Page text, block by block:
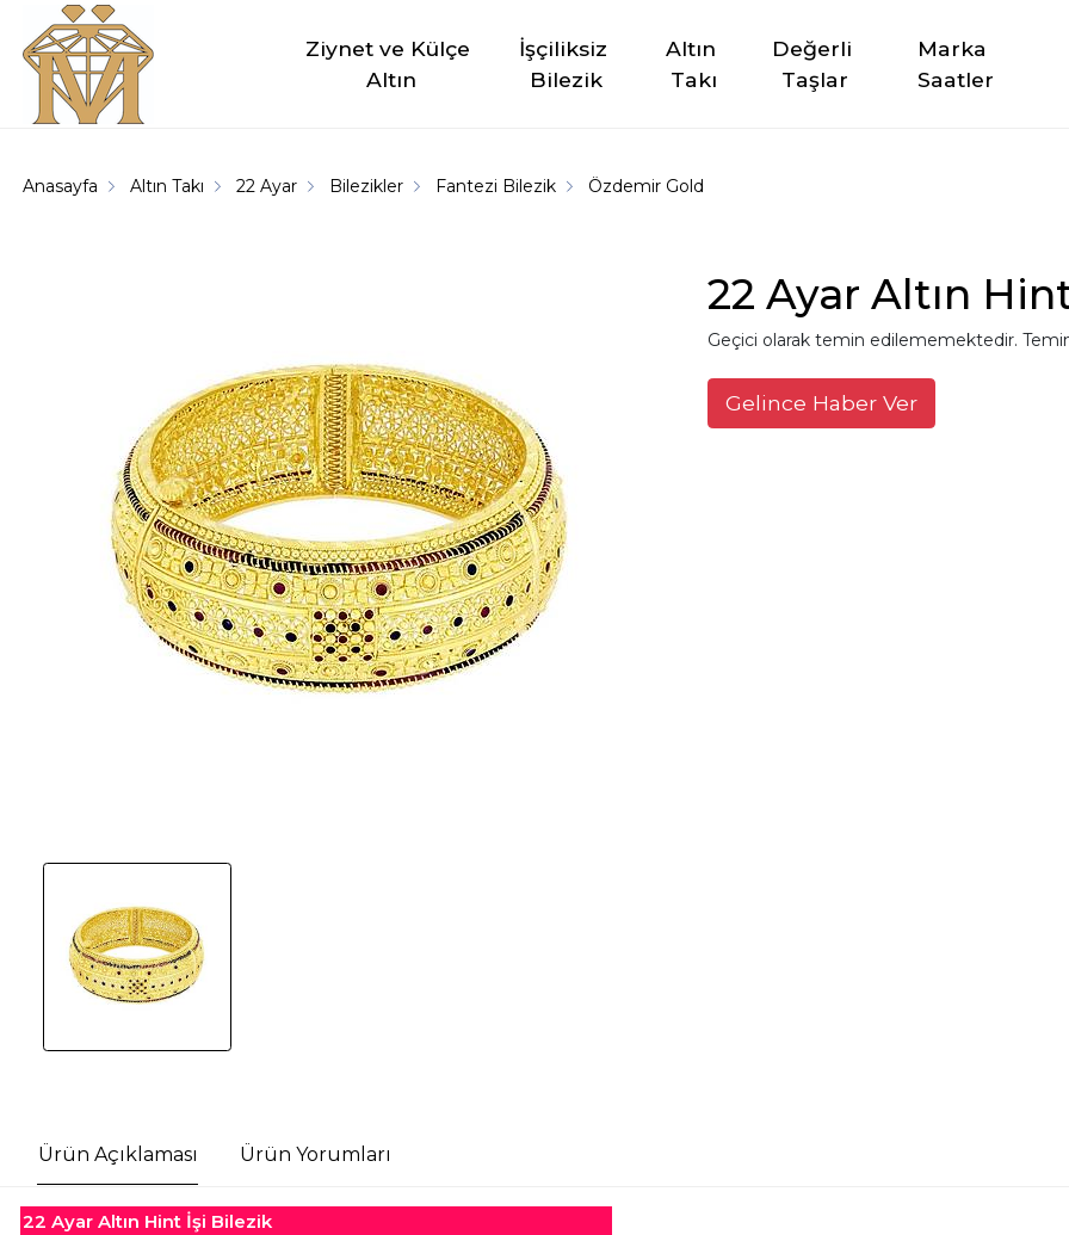
Ziynet ve Külçe
Altın
İşçiliksiz
Bilezik
Altın
Takı
Değerli
Taşlar
Marka
Saatler
Anasayfa Altın Takı 22 Ayar Bilezikler Fantezi Bilezik Özdemir Gold
22 Ayar Altın
Geçici olarak temin edilememektedir.
Gelince Haber Ver
Ürün Açıklaması Ürün Yorumları
22 Ayar Altın Hint İşi Bilezik